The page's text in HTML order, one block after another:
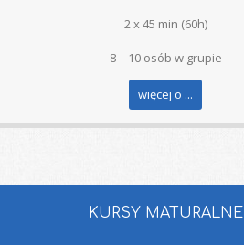
2 x 45 min (60h)
8 – 10 osób w grupie
więcej o ...
KURSY MATURALNE